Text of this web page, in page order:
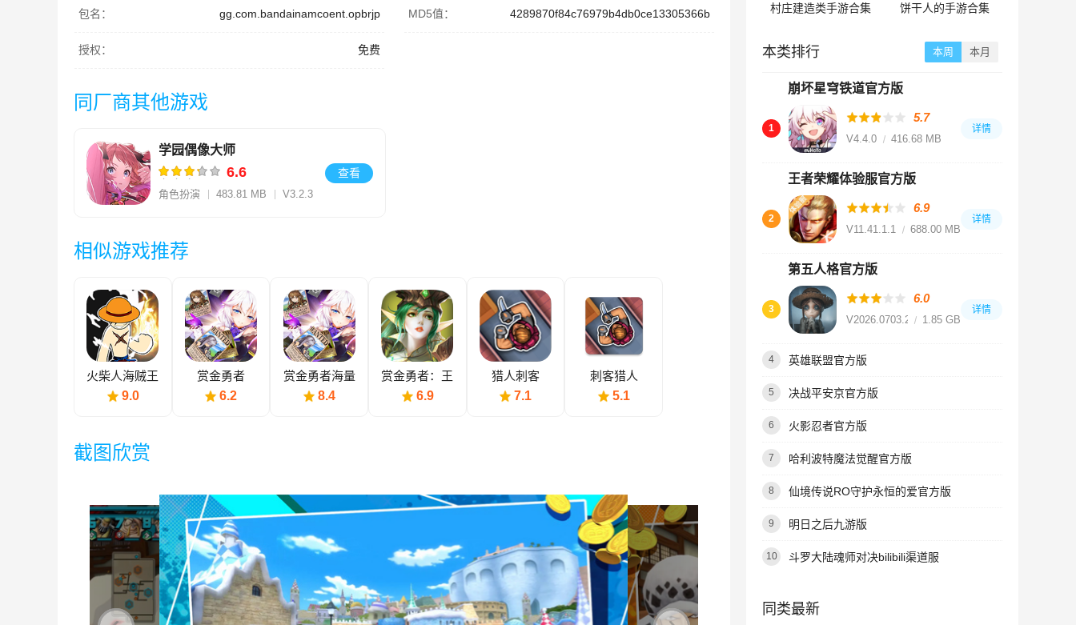
包名： gg.com.bandainamcoent.opbrjp MD5值： 4289870f84c76979b4db0ce13305366b
授权： 免费
同厂商其他游戏
学园偶像大师
6.6
角色扮演 483.81 MB V3.2.3
查看
相似游戏推荐
火柴人海贼王
格斗
9.0
赏金勇者
6.2
赏金勇者海量
版8.4
赏金勇者：王
者归来
6.9
猎人刺客
7.1
刺客猎人
5.1
截图欣赏
村庄建造类手游合集 饼干人的手游合集
本类排行 本周 本月
崩坏星穹铁道官方版
1
5.7
V4.4.0 416.68 MB
详情
王者荣耀体验服官方版
2
6.9
V11.41.1.18 688.00 MB
详情
第五人格官方版
3
6.0
V2026.0703.20561.85 GB
详情
4 英雄联盟官方版
5 决战平安京官方版
6 火影忍者官方版
7 哈利波特魔法觉醒官方版
8 仙境传说RO守护永恒的爱官方版
9 明日之后九游版
10 斗罗大陆魂师对决bilibili渠道服
同类最新